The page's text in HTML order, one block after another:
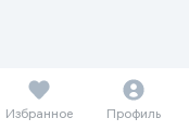
Избранное Профиль